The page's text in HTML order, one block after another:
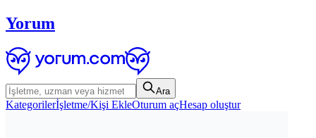
Yorum
Ara
Kategorilerİşletme/Kişi EkleOturum açHesap oluştur